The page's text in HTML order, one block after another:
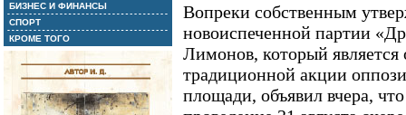
БИЗНЕС И ФИНАНСЫ
СПОРТ
КРОМЕ ТОГО
Вопреки собственным
новоиспеченной партии
Лимонов, который является
традиционной акции
площади, объявил вчера,